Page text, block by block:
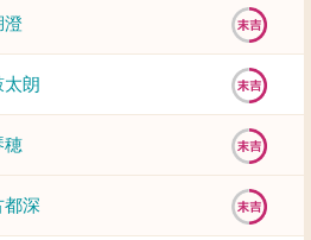
澄
太朗
穂
都深